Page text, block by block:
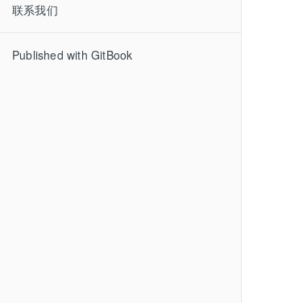
联系我们
Published with GitBook